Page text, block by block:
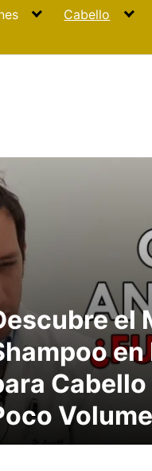
Cabello
el
en